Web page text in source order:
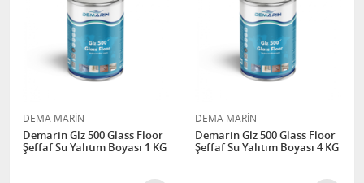
DEMA MARİN
Demarin Glz 500 Glass Floor
Şeffaf Su Yalıtım Boyası 1 KG
DEMA MARİN
Demarin Glz 500 Glass Floor
Şeffaf Su Yalıtım Boyası 4 KG